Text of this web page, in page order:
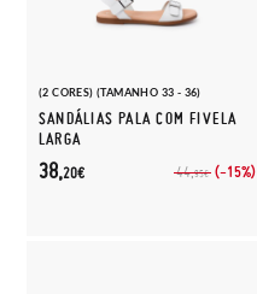
(2 CORES) (TAMANHO 33 - 36)
SANDÁLIAS PALA COM FIVELA
LARGA
44,95€ (-15%)
38,20€